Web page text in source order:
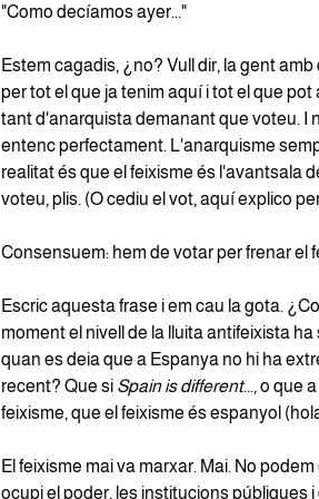
"Como decíamos ayer..."
Estem cagadis, ¿no? Vull dir, la gent
per tot el que ja tenim aquí i tot el que
tant d'anarquista demanant que voteu. I
entenc perfectament. L'anarquisme
realitat és que el feixisme és l'avantsala
voteu, plis. (O cediu el vot, aquí explico
Consensuem: hem de votar per frenar el
Escric aquesta frase i em cau la gota.
moment el nivell de la lluita antifeixista
quan es deia que a Espanya no hi ha
recent? Que si Spain is different..., o que
feixisme, que el feixisme és espanyol
El feixisme mai va marxar. Mai. No
ocupi el poder, les institucions públiques